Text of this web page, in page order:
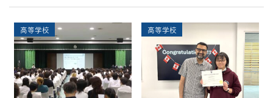
高等学校 高等学校